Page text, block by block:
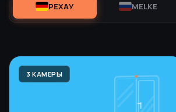
РЕХАУ MELKE
3 КАМЕРЫ